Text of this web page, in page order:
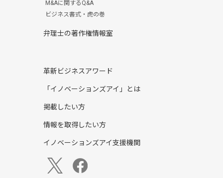
M&Aに関するQ&A
ビジネス書式・虎の巻
弁理士の著作権情報室
革新ビジネスアワード
「イノベーションズアイ」とは
掲載したい方
情報を取得したい方
イノベーションズアイ支援機関